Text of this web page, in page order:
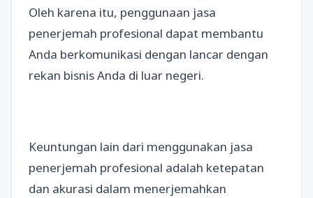
Oleh karena itu, penggunaan jasa
penerjemah profesional dapat membantu
Anda berkomunikasi dengan lancar dengan
rekan bisnis Anda di luar negeri.
Keuntungan lain dari menggunakan jasa
penerjemah profesional adalah ketepatan
dan akurasi dalam menerjemahkan